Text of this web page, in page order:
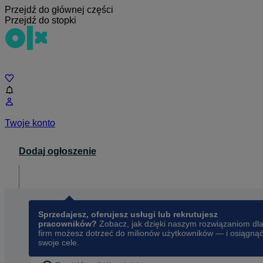
Przejdź do głównej części
Przejdź do stopki
Twoje konto
Dodaj ogłoszenie
Sprzedajesz, oferujesz usługi lub rekrutujesz
pracowników? Zobacz, jak dzięki naszym rozwiązaniom dla
firm możesz dotrzeć do milionów użytkowników — i osiągnąć
swoje cele.